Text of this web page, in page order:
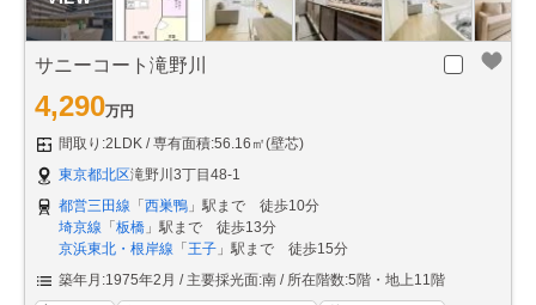
サニーコート滝野川
4,290万円
間取り:2LDK
専有面積:56.16㎡(壁芯)
東京都北区滝野川3丁目48-1
都営三田線 「 西巣鴨 」駅まで 徒歩10分
埼京線 「 板橋 」駅まで 徒歩13分
京浜東北・根岸線 「 王子 」駅まで 徒歩15分
築年月:1975年2月
主要採光面:南 所在階数:5階・地上11階